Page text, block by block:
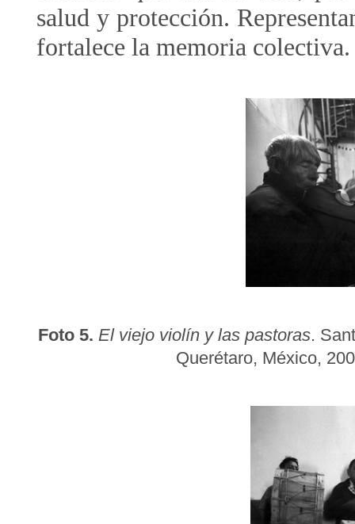
salud y protección.
fortalece la memoria colectiva.
Foto 5. El viejo violín y las pastoras.
Querétaro, México,